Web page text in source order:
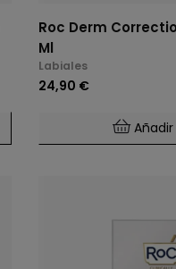
Roc Derm
Ml
Labiales
24,90 €